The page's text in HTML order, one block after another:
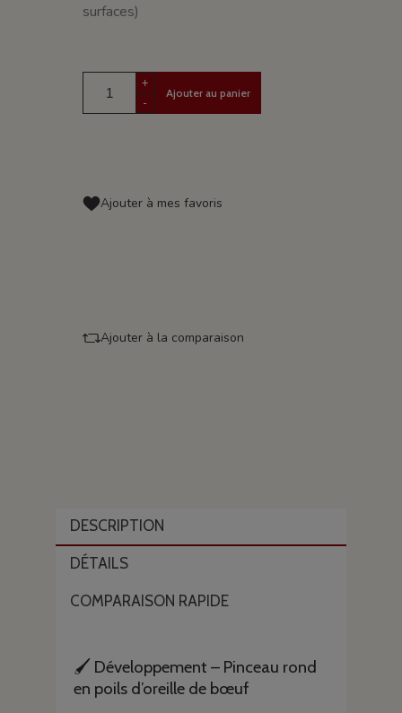
surfaces)
+
-
Ajouter au panier
Ajouter à mes favoris
Ajouter à la comparaison
DESCRIPTION
DÉTAILS
COMPARAISON RAPIDE
🖌️ Développement – Pinceau rond
en poils d’oreille de bœuf